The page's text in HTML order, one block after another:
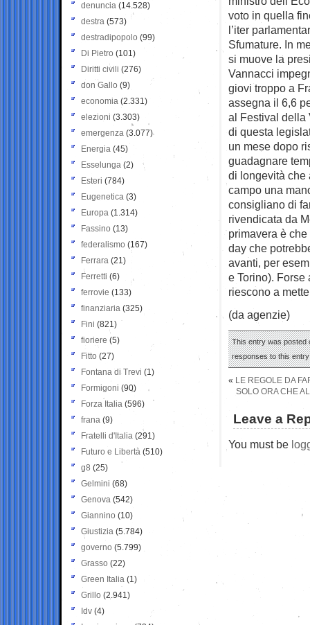
voto in quella
l’iter
Sfumature. In
si muove la
Vannacci
giovi troppo a
assegna il 6,6
al Festival della
di questa
un mese dopo
guadagnare
di longevità che
campo una
consigliano di
rivendicata da
primavera è
day che
avanti, per
e Torino).
riescono a
(da agenzie)
This entry was posted
responses to this
« LE REGOLE DA
SOLO ORA CHE
Leave a
You must be
denuncia (14.528)
destra (573)
destradipopolo (99)
Di Pietro (101)
Diritti civili (276)
don Gallo (9)
economia (2.331)
elezioni (3.303)
emergenza (3.077)
Energia (45)
Esselunga (2)
Esteri (784)
Eugenetica (3)
Europa (1.314)
Fassino (13)
federalismo (167)
Ferrara (21)
Ferretti (6)
ferrovie (133)
finanziaria (325)
Fini (821)
fioriere (5)
Fitto (27)
Fontana di Trevi (1)
Formigoni (90)
Forza Italia (596)
frana (9)
Fratelli d'Italia (291)
Futuro e Libertà (510)
g8 (25)
Gelmini (68)
Genova (542)
Giannino (10)
Giustizia (5.784)
governo (5.799)
Grasso (22)
Green Italia (1)
Grillo (2.941)
Idv (4)